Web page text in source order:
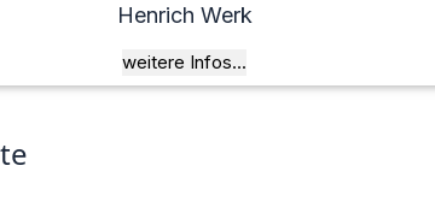
Henrich Werk
weitere Infos...